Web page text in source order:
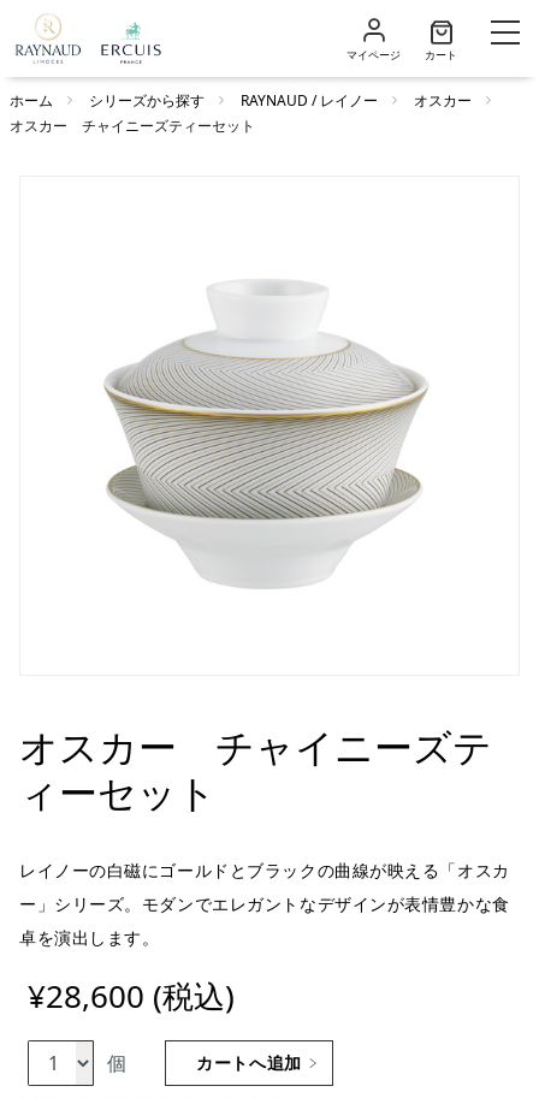
マイページ カート
ホーム シリーズから探す RAYNAUD / レイノー
オスカー
オスカー チャイニーズティーセット
オスカー チャイニーズテ
ィーセット
レイノーの白磁にゴールドとブラックの曲線が映える「オスカ
ー」シリーズ。モダンでエレガントなデザインが表情豊かな食
卓を演出します。
¥28,600 (税込)
個 カートへ追加